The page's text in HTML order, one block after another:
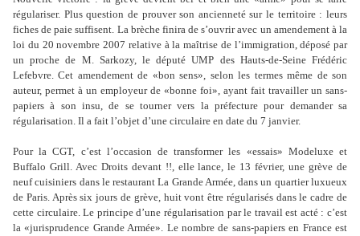
régulariser. Plus question de prouver son ancienneté sur le territoire : leurs
fiches de paie suffisent. La brèche finira de s’ouvrir avec un amendement à la
loi du 20 novembre 2007 relative à la maîtrise de l’immigration, déposé par
un proche de M. Sarkozy, le député UMP des Hauts-de-Seine Frédéric
Lefebvre. Cet amendement de «bon sens», selon les termes même de son
auteur, permet à un employeur de «bonne foi», ayant fait travailler un sans-
papiers à son insu, de se tourner vers la préfecture pour demander sa
régularisation. Il a fait l’objet d’une circulaire en date du 7 janvier.
Pour la CGT, c’est l’occasion de transformer les «essais» Modeluxe et
Buffalo Grill. Avec Droits devant !!, elle lance, le 13 février, une grève de
neuf cuisiniers dans le restaurant La Grande Armée, dans un quartier luxueux
de Paris. Après six jours de grève, huit vont être régularisés dans le cadre de
cette circulaire. Le principe d’une régularisation par le travail est acté : c’est
la «jurisprudence Grande Armée». Le nombre de sans-papiers en France est